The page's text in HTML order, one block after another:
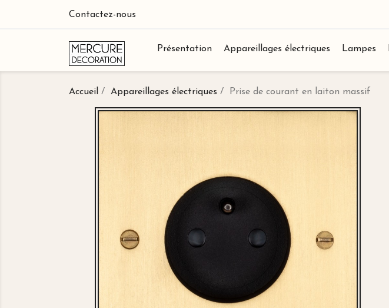
Contactez-nous
Présentation Appareillages électriques Lampes
Accueil Appareillages électriques Prise de courant en laiton massif